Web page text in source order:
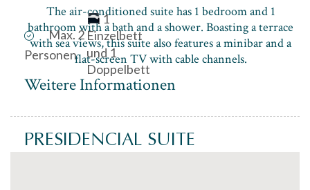
Max. 2
Personen
1
Einzelbett
und 1
Doppelbett
The air-conditioned suite has 1 bedroom and 1
bathroom with a bath and a shower. Boasting a terrace
with sea views, this suite also features a minibar and a
flat-screen TV with cable channels.
Weitere Informationen
PRESIDENCIAL SUITE